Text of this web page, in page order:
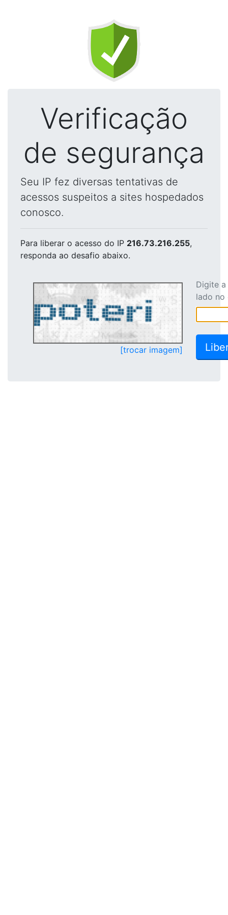
Verificação
de segurança
Seu IP fez diversas tentativas de
acessos suspeitos a sites hospedados
conosco.
Para liberar o acesso do IP 216.73.216.255,
responda ao desafio abaixo.
[trocar imagem]
Digite
lado no